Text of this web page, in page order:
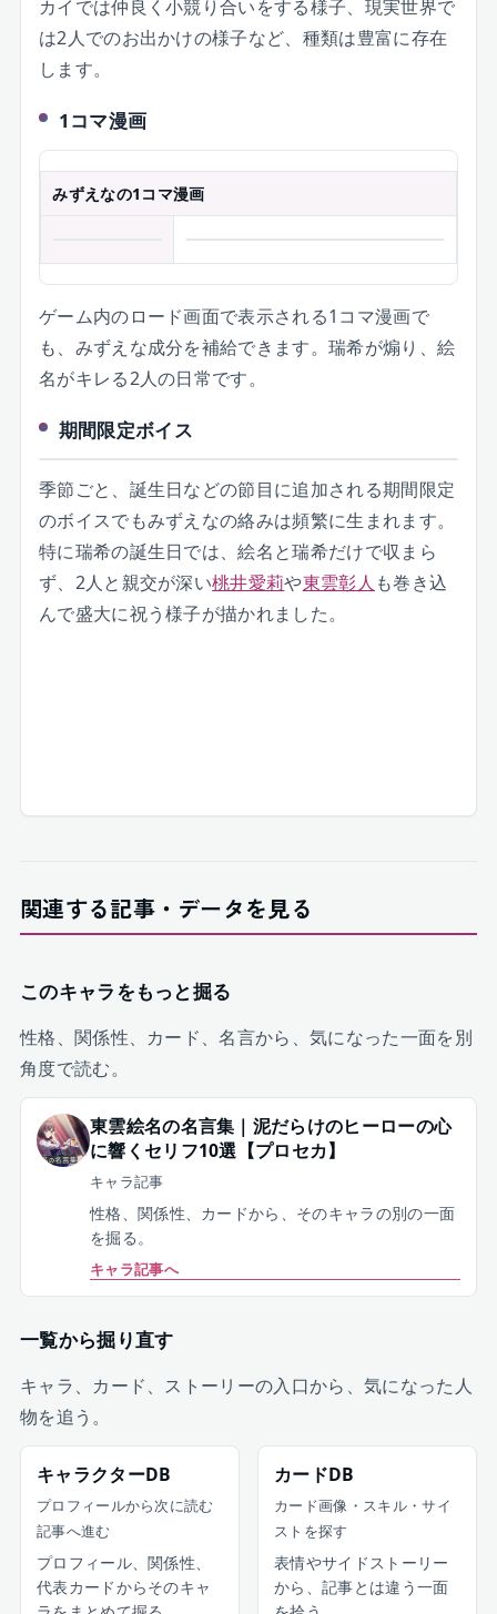
カイでは仲良く小競り合いをする様子、現実世界で
は2人でのお出かけの様子など、種類は豊富に存在
します。
1コマ漫画
みずえなの1コマ漫画
ゲーム内のロード画面で表示される1コマ漫画で
も、みずえな成分を補給できます。瑞希が煽り、絵
名がキレる2人の日常です。
期間限定ボイス
季節ごと、誕生日などの節目に追加される期間限定
のボイスでもみずえなの絡みは頻繁に生まれます。
特に瑞希の誕生日では、絵名と瑞希だけで収まら
ず、2人と親交が深い桃井愛莉や東雲彰人 も巻き込
んで盛大に祝う様子が描かれました。
関連する記事・データを見る
このキャラをもっと掘る
性格、関係性、カード、名言から、気になった一面を別
角度で読む。
東雲絵名の名言集｜泥だらけのヒーローの心
に響くセリフ10選【プロセカ】
キャラ記事
性格、関係性、カードから、そのキャラの別の一面
を掘る。
キャラ記事へ
一覧から掘り直す
キャラ、カード、ストーリーの入口から、気になった人
物を追う。
キャラクターDB
プロフィールから次に読む
記事へ進む
プロフィール、関係性、
代表カードからそのキャ
カードDB
カード画像・スキル・サイ
ストを探す
表情やサイドストーリー
から、記事とは違う一面